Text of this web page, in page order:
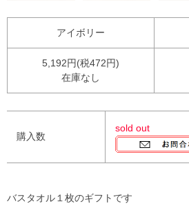
アイボリー
5,192円(税472円)
在庫なし
購入数
sold out
バスタオル１枚のギフトです